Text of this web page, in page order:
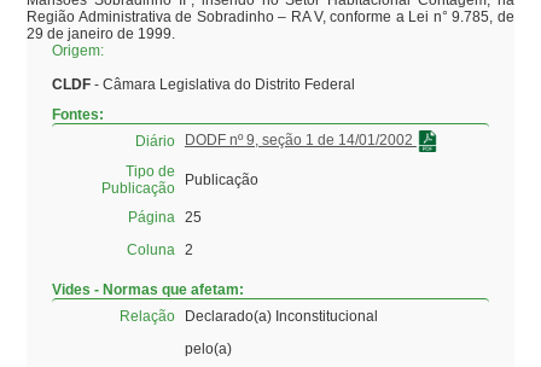
Região Administrativa de Sobradinho – RA V, conforme a Lei n° 9.785, de
29 de janeiro de 1999.
Origem:
CLDF- Câmara Legislativa do Distrito Federal
Fontes:
Diário
DODF nº 9, seção 1 de 14/01/2002
Tipo de
Publicação
Publicação
Página
25
Coluna
2
Vides - Normas que afetam:
Relação
Declarado(a) Inconstitucional
pelo(a)